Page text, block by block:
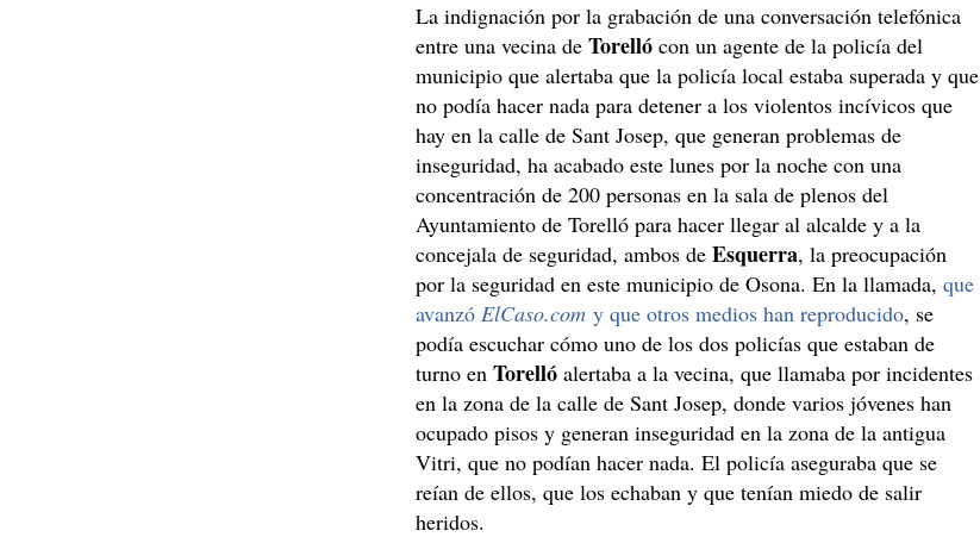
La indignación por la grabación de una conversación telefónica
entre una vecina deTorelló con un agente de la policía del
municipio que alertaba que la policía local estaba superada y que
no podía hacer nada para detener a los violentos incívicos que
hay en la calle de Sant Josep, que generan problemas de
inseguridad, ha acabado este lunes por la noche con una
concentración de 200 personas en la sala de plenos del
Ayuntamiento de Torelló para hacer llegar al alcalde y a la
concejala de seguridad, ambos deEsquerra, la preocupación
por la seguridad en este municipio de Osona. En la llamada,que
avanzóElCaso.com y que otros medios han reproducido, se
podía escuchar cómo uno de los dos policías que estaban de
turno enTorelló alertaba a la vecina, que llamaba por incidentes
en la zona de la calle de Sant Josep, donde varios jóvenes han
ocupado pisos y generan inseguridad en la zona de la antigua
Vitri, que no podían hacer nada. El policía aseguraba que se
reían de ellos, que los echaban y que tenían miedo de salir
heridos.